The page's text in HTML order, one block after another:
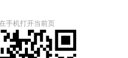
手机打开当前页